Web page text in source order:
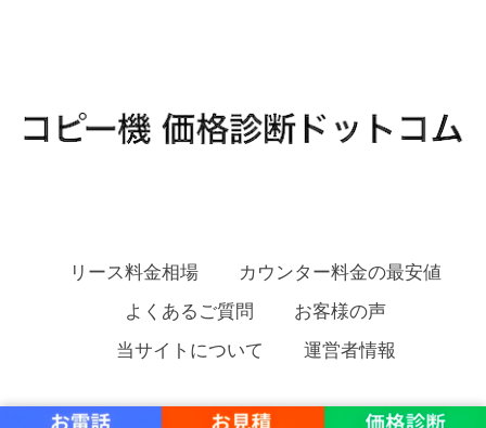
リース料金相場
カウンター料金の最安値
よくあるご質問
お客様の声
当サイトについて
運営者情報